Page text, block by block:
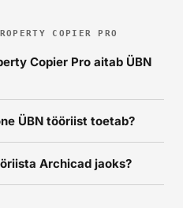
COPIER PRO
Copier Pro aitab ÜBN
ÜBN tööriist toetab?
Archicad jaoks?